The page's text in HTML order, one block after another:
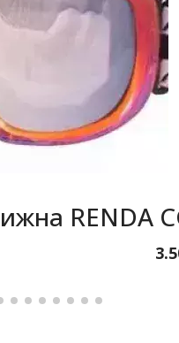
RENDA